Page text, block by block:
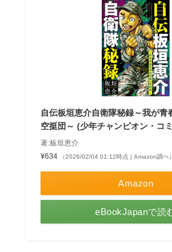
自伝板垣恵介自衛隊秘録～我が青
空挺団～ (少年チャンピオン・コ
著:板垣恵介
¥634
（2026/02/04 01:12時点 | Amazon調べ）
Amazon
eBookJapanで読